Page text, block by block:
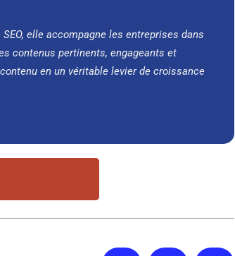
elle accompagne les entreprises dans
contenus pertinents, engageants et
en un véritable levier de croissance